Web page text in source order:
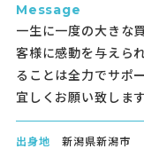
Message
一生に一度の大きな
客様に感動を与えら
ることは全力でサポ
宜しくお願い致します
出身地
新潟県新潟市